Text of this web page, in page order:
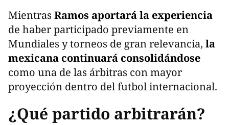
Mientras Ramos aportará la experiencia
de haber participado previamente en
Mundiales y torneos de gran relevancia, la
mexicana continuará consolidándose
como una de las árbitras con mayor
proyección dentro del futbol internacional.
¿Qué partido arbitrarán?